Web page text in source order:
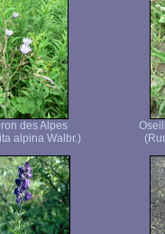
des Alpes
alpina Walbr.)